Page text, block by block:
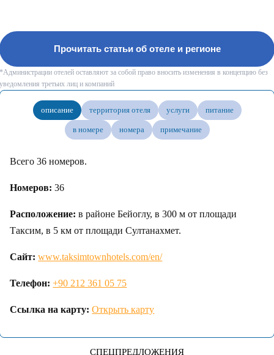
Прочитать статьи об отеле и регионе
*Администрации отелей оставляют за собой право вносить изменения в концепцию без
уведомления третьих лиц и компаний
описание территория отеля услуги питание
в номере номера примечание
Всего 36 номеров.
Номеров: 36
Расположение: в районе Бейоглу, в 300 м от площади
Таксим, в 5 км от площади Султанахмет.
Сайт: www.taksimtownhotels.com/en/
Телефон: +90 212 361 05 75
Ссылка на карту: Открыть карту
СПЕЦПРЕДЛОЖЕНИЯ